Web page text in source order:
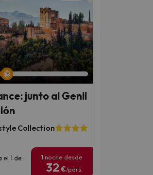
junto al Genil
Collection
1 de
1 noche desde
32 €/pers.